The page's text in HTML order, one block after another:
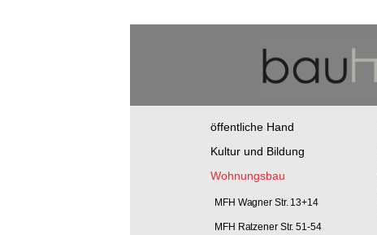
öffentliche Hand
Kultur und Bildung
Wohnungsbau
MFH Wagner Str. 13+14
MFH Ratzener Str. 51-54